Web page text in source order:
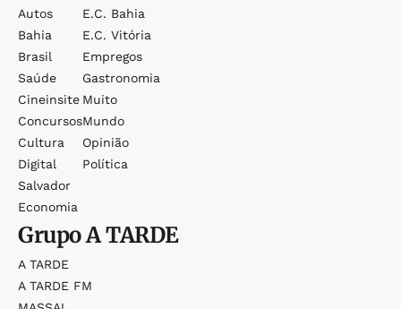
Autos
Bahia
Brasil
Saúde
Cineinsite
Concursos
Cultura
Digital
Salvador
Economia
E.c. Bahia
E.c. Vitória
Empregos
Gastronomia
Muito
Mundo
Opinião
Política
GrupoA TARDE
A TARDE
A TARDE FM